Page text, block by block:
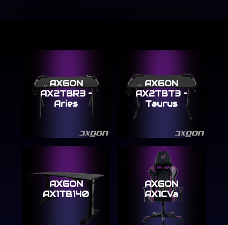
AXGON
AX2TBR3 –
Aries
AXGON
AX2TBT3 –
Taurus
AXGON
AX1TB140
AXGON
AX1CVa